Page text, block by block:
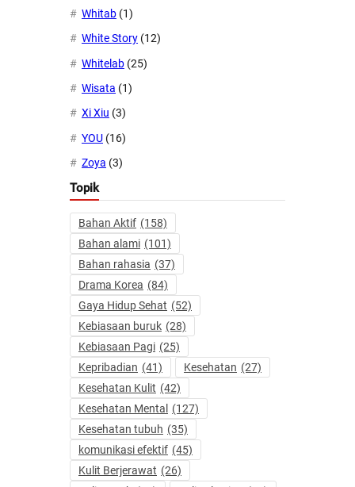
Whitab (1)
White Story (12)
Whitelab (25)
Wisata (1)
Xi Xiu (3)
YOU (16)
Zoya (3)
Topik
Bahan Aktif (158)
Bahan alami (101)
Bahan rahasia (37)
Drama Korea (84)
Gaya Hidup Sehat (52)
Kebiasaan buruk (28)
Kebiasaan Pagi (25)
Kepribadian (41) Kesehatan (27)
Kesehatan Kulit (42)
Kesehatan Mental (127)
Kesehatan tubuh (35)
komunikasi efektif (45)
Kulit Berjerawat (26)